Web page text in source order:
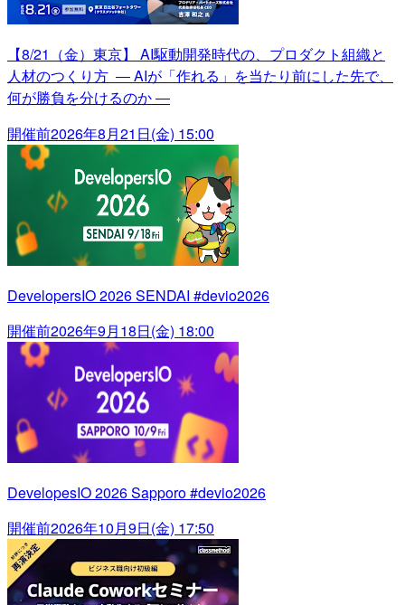
【8/21（金）東京】 AI駆動開発時代の、プロダクト組織と
人材のつくり方 ― AIが「作れる」を当たり前にした先で、
何が勝負を分けるのか ―
開催前2026年8月21日(金) 15:00
DevelopersIO 2026 SENDAI #devio2026
開催前2026年9月18日(金) 18:00
DevelopesIO 2026 Sapporo #devio2026
開催前2026年10月9日(金) 17:50